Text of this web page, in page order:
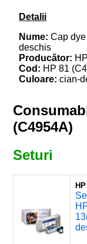
Detalii
Nume: Cap
deschis
Producător: HP
Cod: HP 81
Culoare: cian-
(C4954A)
Seturi